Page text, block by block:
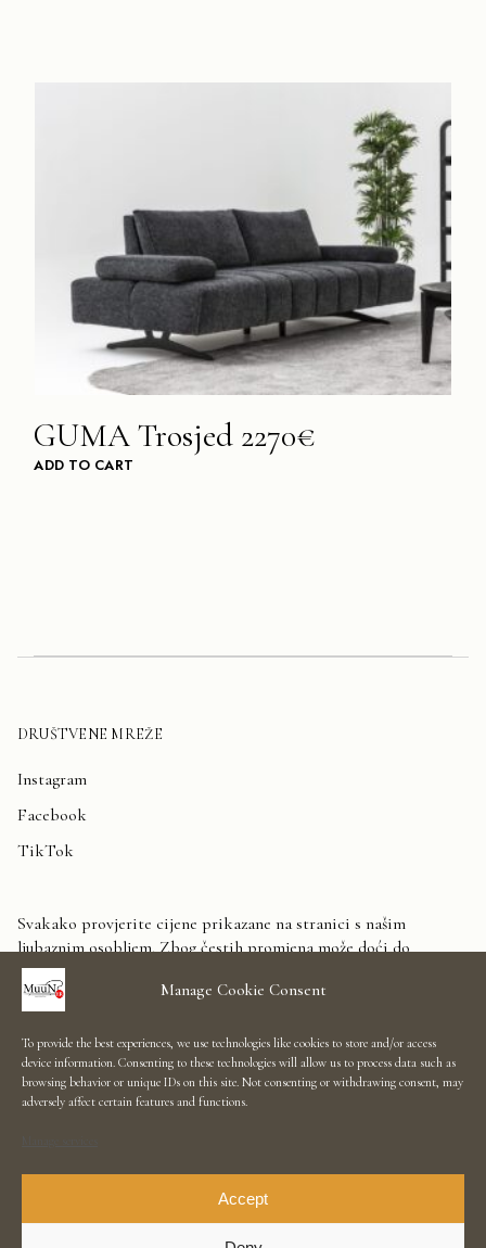
Manage Cookie Consent
To provide the best experiences, we use technologies like cookies to store and/or access
device information. Consenting to these technologies will allow us to process data such as
browsing behavior or unique IDs on this site. Not consenting or withdrawing consent, may
adversely affect certain features and functions.
Accept
GUMA Trosjed 2270€
ADD TO CART
DRUŠTVENE MREŽE
Instagram
Facebook
TikTok
Svakako provjerite cijene prikazane na stranici s našim
ljubaznim osobljem. Zbog čestih promjena može doći do
odstupanja. Unaprijed zahvaljujemo na razumijevanju.
Kontaktirajte nas
Showroom Salon
Uvjeti korištenja